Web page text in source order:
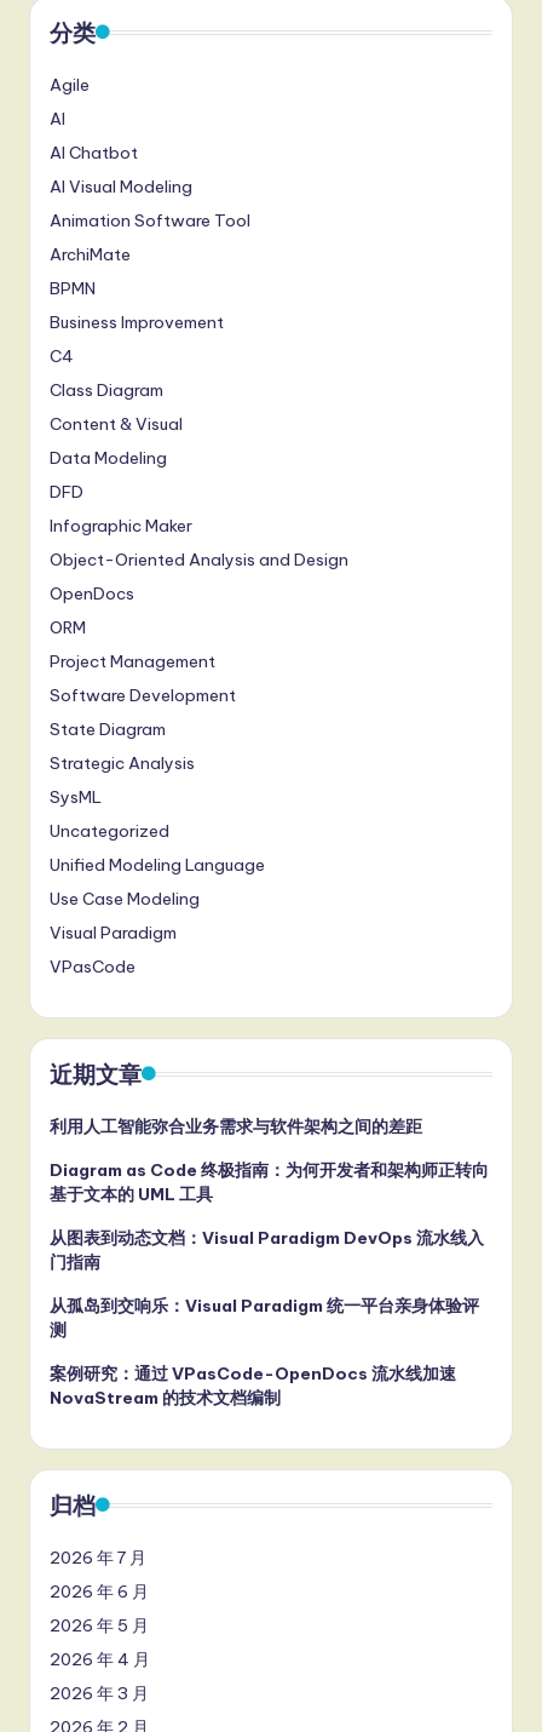
分类
Agile
AI
AI Chatbot
AI Visual Modeling
Animation Software Tool
ArchiMate
BPMN
Business Improvement
C4
Class Diagram
Content & Visual
Data Modeling
DFD
Infographic Maker
Object-Oriented Analysis and Design
OpenDocs
ORM
Project Management
Software Development
State Diagram
Strategic Analysis
SysML
Uncategorized
Unified Modeling Language
Use Case Modeling
Visual Paradigm
VPasCode
近期文章
利用人工智能弥合业务需求与软件架构之间的差距
Diagram as Code 终极指南：为何开发者和架构师正转向
基于文本的 UML 工具
从图表到动态文档：Visual Paradigm DevOps 流水线入
门指南
从孤岛到交响乐：Visual Paradigm 统一平台亲身体验评
测
案例研究：通过 VPasCode-OpenDocs 流水线加速
NovaStream 的技术文档编制
归档
2026 年 7 月
2026 年 6 月
2026 年 5 月
2026 年 4 月
2026 年 3 月
2026 年 2 月